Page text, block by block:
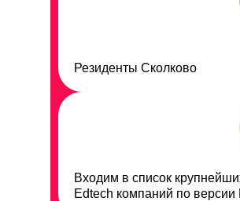
Резиденты Сколково
Входим в список
Edtech компаний по